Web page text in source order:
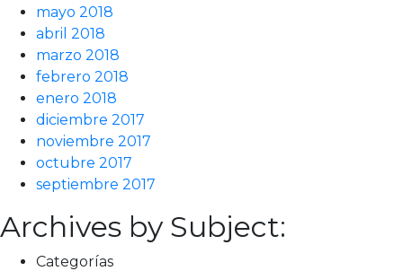
mayo 2018
abril 2018
marzo 2018
febrero 2018
enero 2018
diciembre 2017
noviembre 2017
octubre 2017
septiembre 2017
Archives by Subject:
Categorías